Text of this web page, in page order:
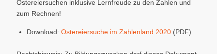
Ostereiersuchen inklusive Lernfreude zu den Zahlen und
zum Rechnen!
Download: Ostereiersuche im Zahlenland 2020(PDF)